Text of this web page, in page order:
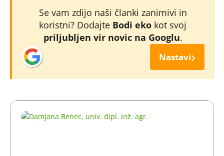
Se vam zdijo naši članki zanimivi in
koristni? Dodajte Bodi eko kot svoj
priljubljen vir novic na Googlu.
Nastavi›